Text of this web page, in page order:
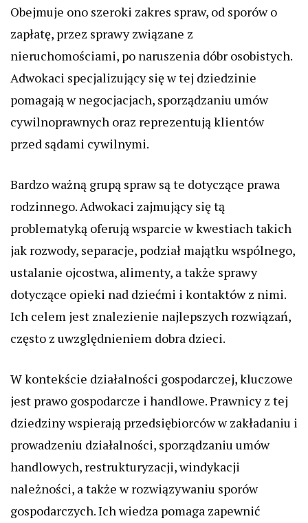
Obejmuje ono szeroki zakres spraw, od sporów o
zapłatę, przez sprawy związane z
nieruchomościami, po naruszenia dóbr osobistych.
Adwokaci specjalizujący się w tej dziedzinie
pomagają w negocjacjach, sporządzaniu umów
cywilnoprawnych oraz reprezentują klientów
przed sądami cywilnymi.
Bardzo ważną grupą spraw są te dotyczące prawa
rodzinnego. Adwokaci zajmujący się tą
problematyką oferują wsparcie w kwestiach takich
jak rozwody, separacje, podział majątku wspólnego,
ustalanie ojcostwa, alimenty, a także sprawy
dotyczące opieki nad dziećmi i kontaktów z nimi.
Ich celem jest znalezienie najlepszych rozwiązań,
często z uwzględnieniem dobra dzieci.
W kontekście działalności gospodarczej, kluczowe
jest prawo gospodarcze i handlowe. Prawnicy z tej
dziedziny wspierają przedsiębiorców w zakładaniu i
prowadzeniu działalności, sporządzaniu umów
handlowych, restrukturyzacji, windykacji
należności, a także w rozwiązywaniu sporów
gospodarczych. Ich wiedza pomaga zapewnić